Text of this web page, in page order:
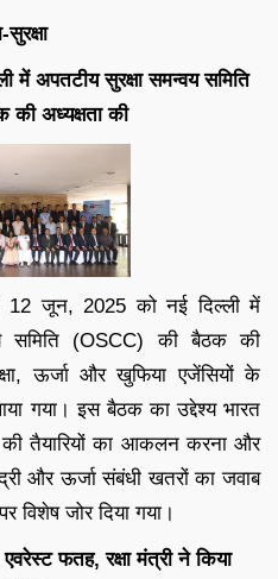
सुरक्षा
में अपतटीय सुरक्षा समन्वय समिति
की अध्यक्षता की
12 जून, 2025 को नई दिल्ली में
समिति (OSCC) की बैठक की
ऊर्जा और खुफिया एजेंसियों के
गया। इस बैठक का उद्देश्य भारत
की तैयारियों का आकलन करना और
और ऊर्जा संबंधी खतरों का जवाब
जोर दिया गया।
फतह, रक्षा मंत्री ने किया